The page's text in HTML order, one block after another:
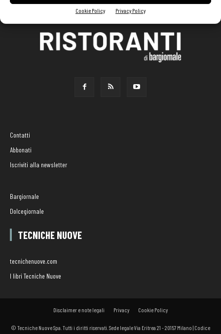
Cookie Policy Privacy Policy
Contatti
Abbonati
Iscriviti alla newsletter
Bargiornale
Dolcegiornale
TECNICHE NUOVE
tecnichenuove.com
I libri Tecniche Nuove
Disclaimer e note legali Privacy Cookie Policy
© Tecniche Nuove Spa. Tutti i diritti riservati. Sede legale Via Eritrea 21 - 20157 Milano | Codice